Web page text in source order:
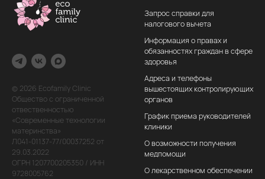
© 2026 Ecofamily Сlinic
Общество с ограниченной
отвественностью
«Современные технологии
материнства»
Л041-01137-77/00037252 от
29.03.2022
ОГРН 1207700205350 / ИНН
9728005762
Запрос справки для
налогового вычета
Информация о правах и
обязанностях граждан в сфере
здоровья
Адреса и телефоны
вышестоящих контролирующих
органов
График приема руководителей
клиники
О возможности получения
медпомощи
О лекарственном обеспечении